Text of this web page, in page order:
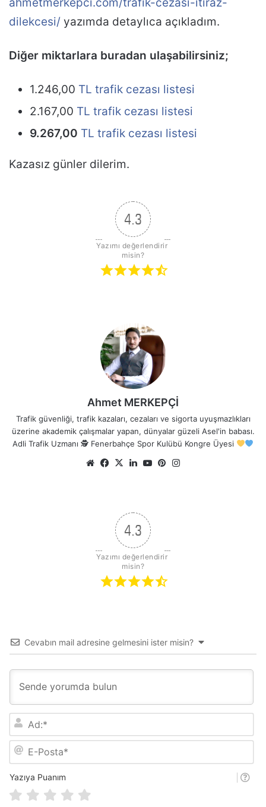
dilekcesi/ yazımda detaylıca açıkladım.
Diğer miktarlara buradan ulaşabilirsiniz;
1.246,00 TL trafik cezası listesi
2.167,00 TL trafik cezası listesi
9.267,00 TL trafik cezası listesi
Kazasız günler dilerim.
4.3
Yazımı değerlendirir
misin?
Ahmet MERKEPÇİ
Trafik güvenliği, trafik kazaları, cezaları ve sigorta uyuşmazlıkları
üzerine akademik çalışmalar yapan, dünyalar güzeli Asel'in babası.
Adli Trafik Uzmanı 🕵Fenerbahçe Spor Kulübü Kongre Üyesi
Web Facebook
X LinkedIn
YouTubePinterest
4.3
Yazımı değerlendirir
misin?
Cevabın mail adresine gelmesini ister misin?
:
P
Yazıya Puanım